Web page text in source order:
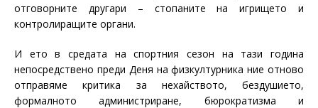
отговорните другари – стопаните на игрището и
контролиращите органи.
И ето в средата на спортния сезон на тази година
непосредствено преди Деня на физкултурника ние отново
отправяме критика за нехайството, бездушието,
формалното администриране, бюрократизма и